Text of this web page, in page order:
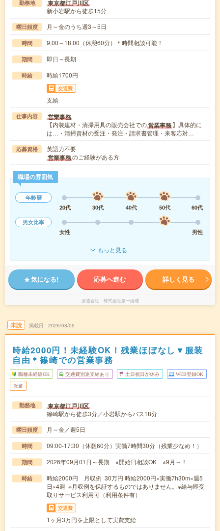
勤務地 東京都江戸川区
新小岩駅から徒歩15分
曜日頻度 月～金のうち週3～5日
時間 9:00～18:00（休憩60分）＊時間相談可能！
期間 即日～長期
時給 時給1700円
交通費
支給
仕事内容 営業事務
【内装建材・清掃用具の販売会社での営業事務】具体的に
は…・清掃資材の受注・発注・請求書管理・来客応対…
応募資格 英語力不要
営業事務のご経験がある方
職場の雰囲気
年齢層
20代
30代 40代 50代
60代
男女比率
女性
男性
もっと見る
気になる! 応募へ進む 詳しく見る
派遣会社 株式会社第一経理
未読 掲載日 2026/08/05
時給2000円！未経験OK！残業ほぼなし▼服装
自由＊篠崎での営業事務
職種未経験OK 交通費別途支給あり 土日祝日が休み WEB登録OK
派遣
勤務地 東京都江戸川区
篠崎駅から徒歩3分／小岩駅からバス18分
曜日頻度 月～金／週5日
時間 09:00-17:30（休憩60分）実働7時間30分（残業少なめ！）
期間 2026年09月01日～長期 ※開始日相談OK ※9月～！
時給
時給2000円 月収例 30万円 時給2000円×実働7h30m×週5
日×4週 ※月収例を保証するものではありません。※給与即受
取りサービス利用可（利用条件有）
交通費
1ヶ月3万円を上限として実費支給